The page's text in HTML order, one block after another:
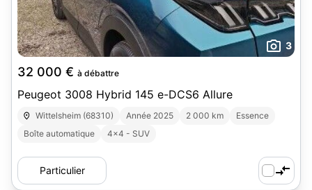
3
32 000 € à débattre
Peugeot 3008 Hybrid 145 e-DCS6 Allure
Wittelsheim (68310) Année 2025 2 000 km
Essence
Boîte automatique
4x4 - SUV
Particulier